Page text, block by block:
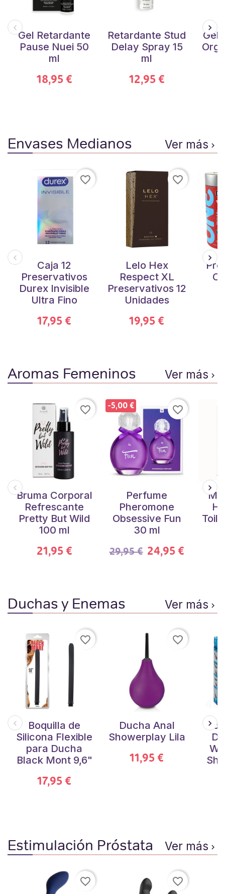
Gel Retardante
Pause Nuei 50
ml
18,95 €
Retardante Stud
Delay Spray 15
ml
12,95 €
Gel
Envases Medianos Ver más 
Caja 12
Preservativos
Durex Invisible
Ultra Fino
17,95 €
favorite_border
Lelo Hex
Respect XL
Preservativos 12
Unidades
19,95 €
favorite_border
Aromas Femeninos Ver más 
Bruma Corporal
Refrescante
Pretty But Wild
100 ml
21,95 €
favorite_border -5,00 €
Perfume
Pheromone
Obsessive Fun
30 ml
29,95 € 24,95 €
favorite_border
Duchas y Enemas Ver más 
Boquilla de
Silicona Flexible
para Ducha
Black Mont 9,6"
17,95 €
favorite_border
Ducha Anal
Showerplay Lila
11,95 €
favorite_border
Estimulación Próstata Ver más 
favorite_border favorite_border